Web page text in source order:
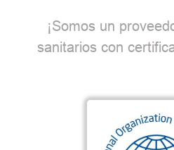
¡Somos un
sanitarios con